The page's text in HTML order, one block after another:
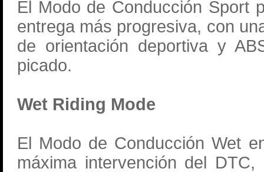
El Modo de Conducción Sport
entrega más progresiva, con
de orientación deportiva y
picado.
Wet Riding Mode
El Modo de Conducción Wet
máxima intervención del